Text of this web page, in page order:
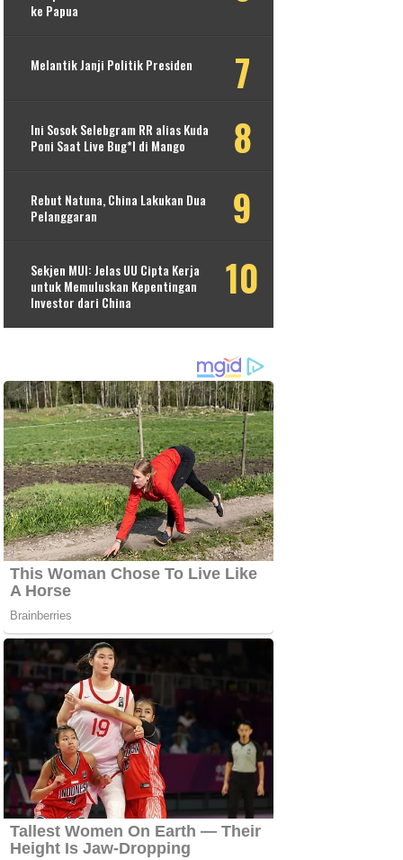
ke Papua
Melantik Janji Politik Presiden
Ini Sosok Selebgram RR alias Kuda
Poni Saat Live Bug*l di Mango
Rebut Natuna, China Lakukan Dua
Pelanggaran
Sekjen MUI: Jelas UU Cipta Kerja
untuk Memuluskan Kepentingan
Investor dari China